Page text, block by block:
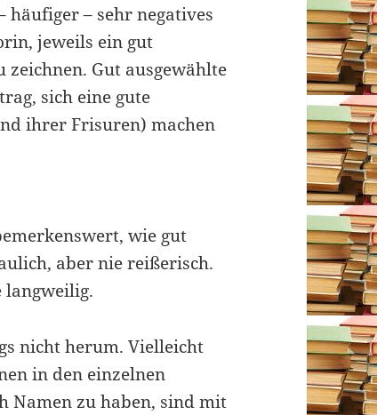
– sehr negatives
jeweils ein gut
Gut ausgewählte
sich eine gute
ihrer Frisuren) machen
wie gut
aber nie reißerisch.
langweilig.
nicht herum. Vielleicht
in den einzelnen
Namen zu haben, sind mit